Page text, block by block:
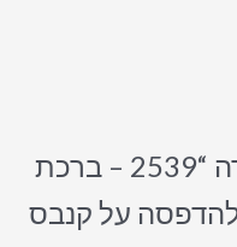
היה הראשון לכתוב סקירה “2539 – ברכת
על קנבס